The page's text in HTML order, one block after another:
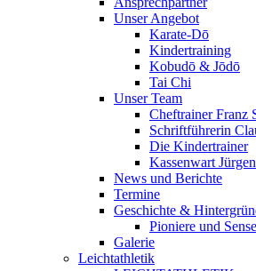
Unser Angebot
Karate-Dō
Kindertraining
Kobudō & Jōdō
Tai Chi
Unser Team
Cheftrainer Franz
Schriftführerin
Die Kindertrainer
Kassenwart
News und Berichte
Termine
Geschichte &
Pioniere und
Galerie
Leichtathletik